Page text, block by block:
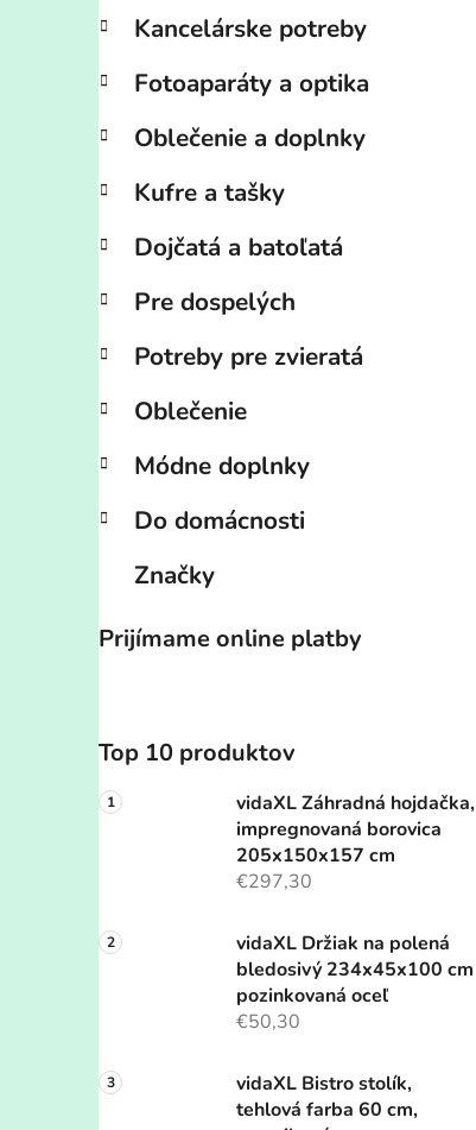
Kancelárske potreby
Fotoaparáty a optika
Oblečenie a doplnky
Kufre a tašky
Dojčatá a batoľatá
Pre dospelých
Potreby pre zvieratá
Oblečenie
Módne doplnky
Do domácnosti
Značky
Prijímame online platby
Top 10 produktov
vidaXL Záhradná hojdačka,
impregnovaná borovica
205x150x157 cm
€297,30
vidaXL Držiak na polená
bledosivý 234x45x100 cm
pozinkovaná oceľ
€50,30
vidaXL Bistro stolík,
tehlová farba 60 cm,